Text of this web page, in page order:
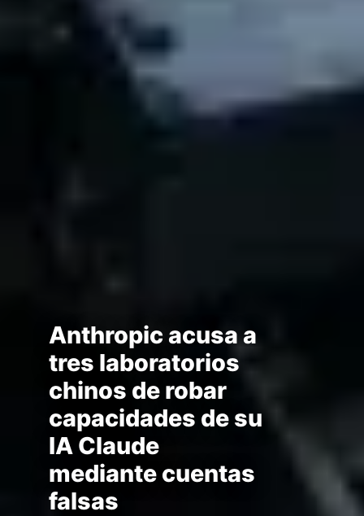
Anthropic acusa a
tres laboratorios
chinos de robar
capacidades de su
IA Claude
mediante cuentas
falsas